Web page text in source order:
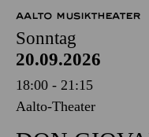
AALTO MUSIKTHEATER
Sonntag
20.09.2026
18:00 - 21:15
Aalto-Theater